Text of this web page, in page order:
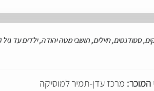
סטודנטים, חיילים, תושבי מטה יהודה, ילדים עד גיל 10
המוכר: מרכז עדן-תמיר למוסיקה